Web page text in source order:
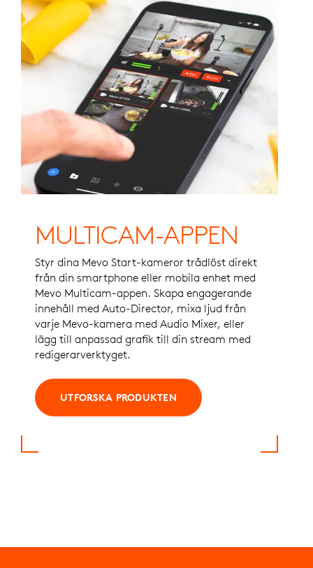
MULTICAM-APPEN
Styr dina Mevo Start-kameror trådlöst direkt
från din smartphone eller mobila enhet med
Mevo Multicam-appen. Skapa engagerande
innehåll med Auto-Director, mixa ljud från
varje Mevo-kamera med Audio Mixer, eller ​​
lägg till anpassad grafik till din stream med
redigerarverktyget.
UTFORSKA PRODUKTEN